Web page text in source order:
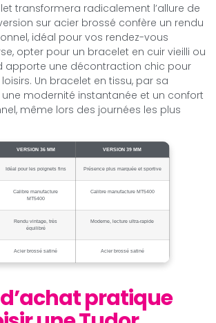
transformera radicalement l’allure de
sur acier brossé confère un rendu
idéal pour vos rendez-vous
opter pour un bracelet en cuir vieilli ou
apporte une décontraction chic pour
Un bracelet en tissu, par sa
modernité instantanée et un confort
même lors des journées les plus
VERSION 36 MM VERSION 39 MM
Idéal pour les poignets fins Présence plus marquée et sportive
Calibre manufacture
MT5400
Calibre manufacture MT5400
Rendu vintage, très
équilibré
Moderne, lecture ultra-rapide
Acier brossé satiné Acier brossé satiné
pratique